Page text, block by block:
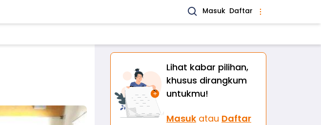
Masuk Daftar
Lihat kabar pilihan,
khusus dirangkum
untukmu!
Masuk atau Daftar